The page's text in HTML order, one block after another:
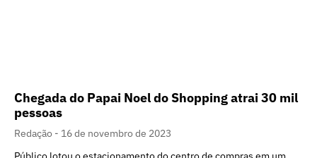
Chegada do Papai Noel do Shopping atrai 30 mil
pessoas
Redação
16 de novembro de 2023